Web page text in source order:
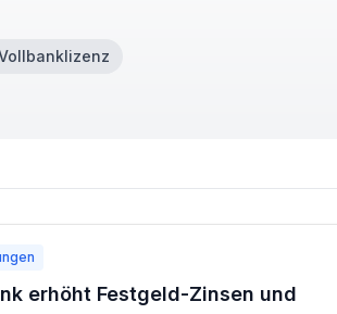
erhöht Festgeld-Zinsen und